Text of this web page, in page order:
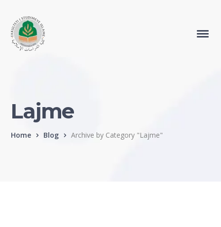
Lajme
Home Blog Archive by Category "Lajme"